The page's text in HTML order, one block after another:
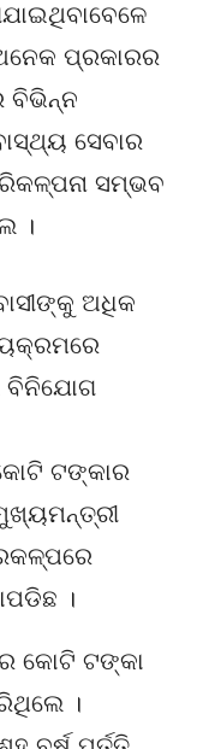
ପ୍ରକାରର
ବିଭିନ୍ନ
ସେବାର
ସମ୍ଭବ
।
ଅଧିକ
ବିନିଯୋଗ
ଟଙ୍କାର
।
କୋଟି ଟଙ୍କା
।